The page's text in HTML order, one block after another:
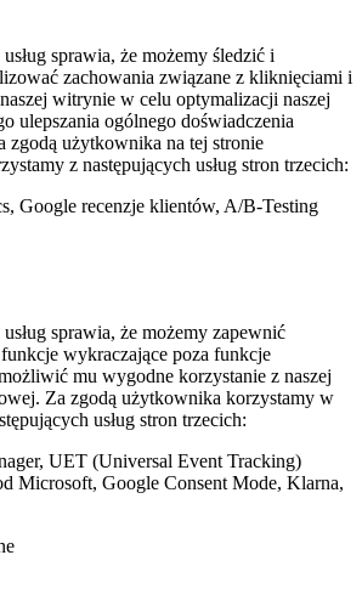
sprawia, że możemy śledzić i
zachowania związane z kliknięciami i
witrynie w celu optymalizacji naszej
ulepszania ogólnego doświadczenia
zgodą użytkownika na tej stronie
z następujących usług stron trzecich:
Google recenzje klientów, A/B-Testing
sprawia, że możemy zapewnić
wykraczające poza funkcje
mu wygodne korzystanie z naszej
Za zgodą użytkownika korzystamy w
usług stron trzecich:
UET (Universal Event Tracking)
Microsoft, Google Consent Mode, Klarna,